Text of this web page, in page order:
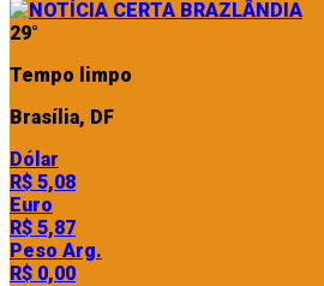
29°
Tempo limpo
Brasília, DF
Dólar
R$ 5,08
Euro
R$ 5,87
Peso Arg.
R$ 0,00